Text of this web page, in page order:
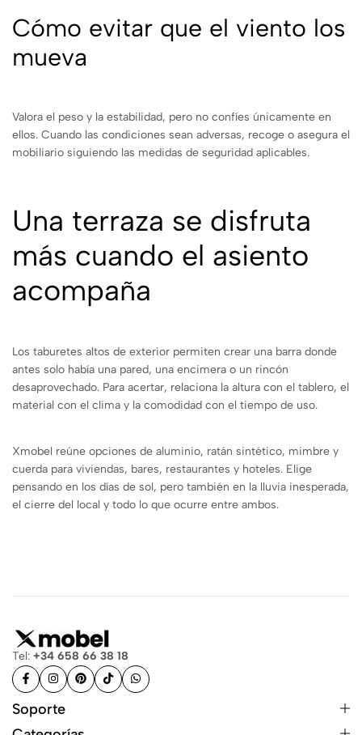
Cómo evitar que el viento los
mueva
Valora el peso y la estabilidad, pero no confíes únicamente en
ellos. Cuando las condiciones sean adversas, recoge o asegura el
mobiliario siguiendo las medidas de seguridad aplicables.
Una terraza se disfruta
más cuando el asiento
acompaña
Los taburetes altos de exterior permiten crear una barra donde
antes solo había una pared, una encimera o un rincón
desaprovechado. Para acertar, relaciona la altura con el tablero, el
material con el clima y la comodidad con el tiempo de uso.
Xmobel reúne opciones de aluminio, ratán sintético, mimbre y
cuerda para viviendas, bares, restaurantes y hoteles. Elige
pensando en los días de sol, pero también en la lluvia inesperada,
el cierre del local y todo lo que ocurre entre ambos.
Tel: +34 658 66 38 18
Soporte